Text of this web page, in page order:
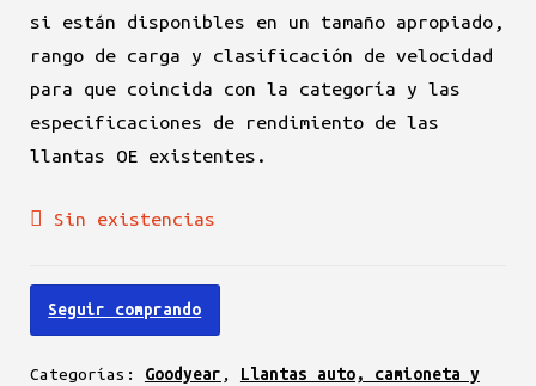
si están disponibles en un tamaño apropiado,
rango de carga y clasificación de velocidad
para que coincida con la categoría y las
especificaciones de rendimiento de las
llantas OE existentes.
Sin existencias
Seguir comprando
Categorías: Goodyear , Llantas auto, camioneta y